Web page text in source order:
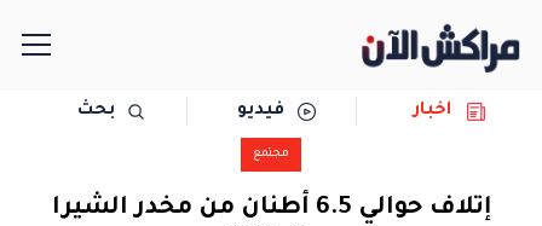
مجتمع
اخبار فيديو بحث
مجتمع
إتلاف حوالي 6.5 أطنان من مخدر الشيرا